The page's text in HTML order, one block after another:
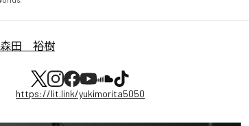
森田 裕樹
https://lit.link/yukimorita5050